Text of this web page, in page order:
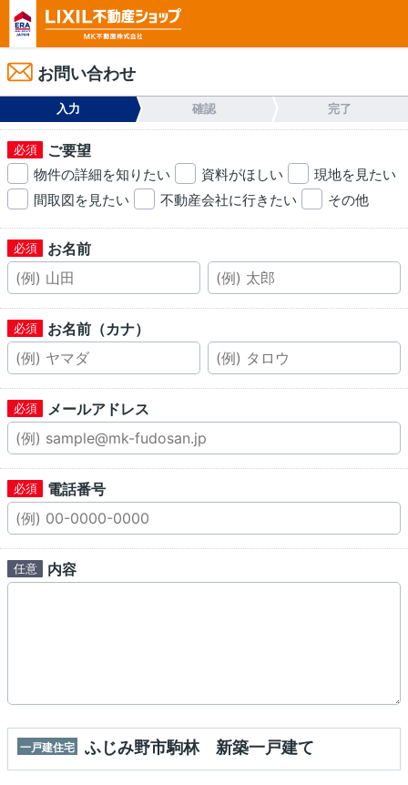
お問い合わせ
入力 確認 完了
ご要望
物件の詳細を知りたい 資料がほしい
現地を見たい
間取図を見たい
不動産会社に行きたい その他
お名前
お名前（カナ）
メールアドレス
電話番号
内容
一戸建住宅 ふじみ野市駒林 新築一戸建て